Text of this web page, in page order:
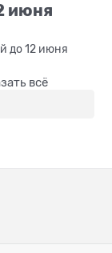
июня
до 12 июня
всё